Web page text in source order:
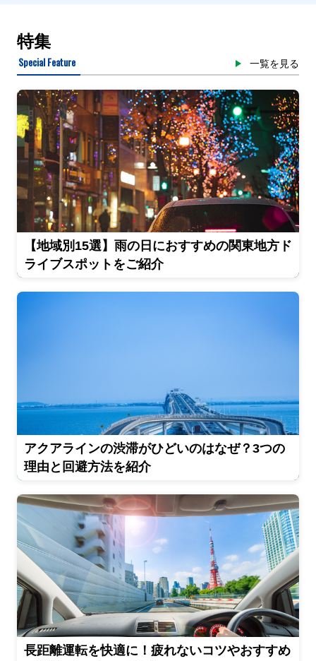
特集
Special Feature 一覧を見る
【地域別15選】雨の日におすすめの関東地方ド
ライブスポットをご紹介
アクアラインの渋滞がひどいのはなぜ？3つの
理由と回避方法を紹介
長距離運転を快適に！疲れないコツやおすすめ